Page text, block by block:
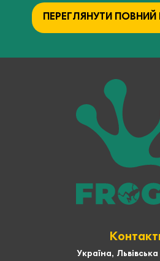
ПЕРЕГЛЯНУТИ ПОВНИЙ
Україна,